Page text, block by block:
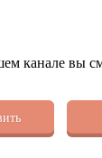
канале вы